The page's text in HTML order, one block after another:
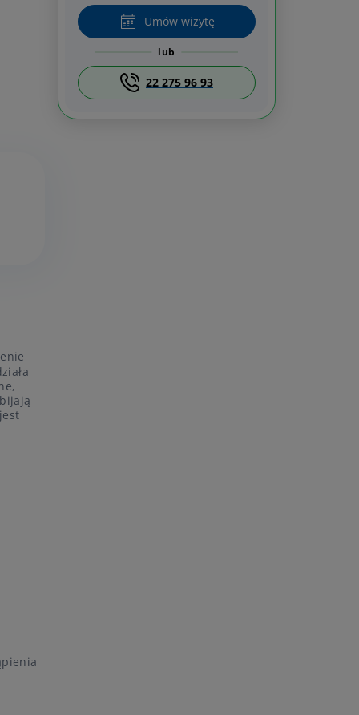
Umów wizytę
lub
22 275 96 93